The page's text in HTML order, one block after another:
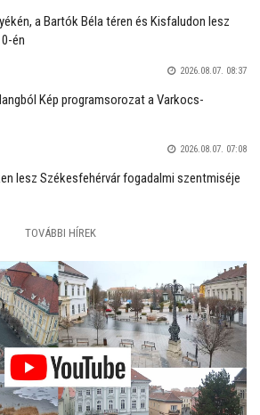
a Bartók Béla téren és Kisfaludon lesz
én
2026.08.07. 08:37
Kép programsorozat a Varkocs-
2026.08.07. 07:08
lesz Székesfehérvár fogadalmi szentmiséje
TOVÁBBI HÍREK